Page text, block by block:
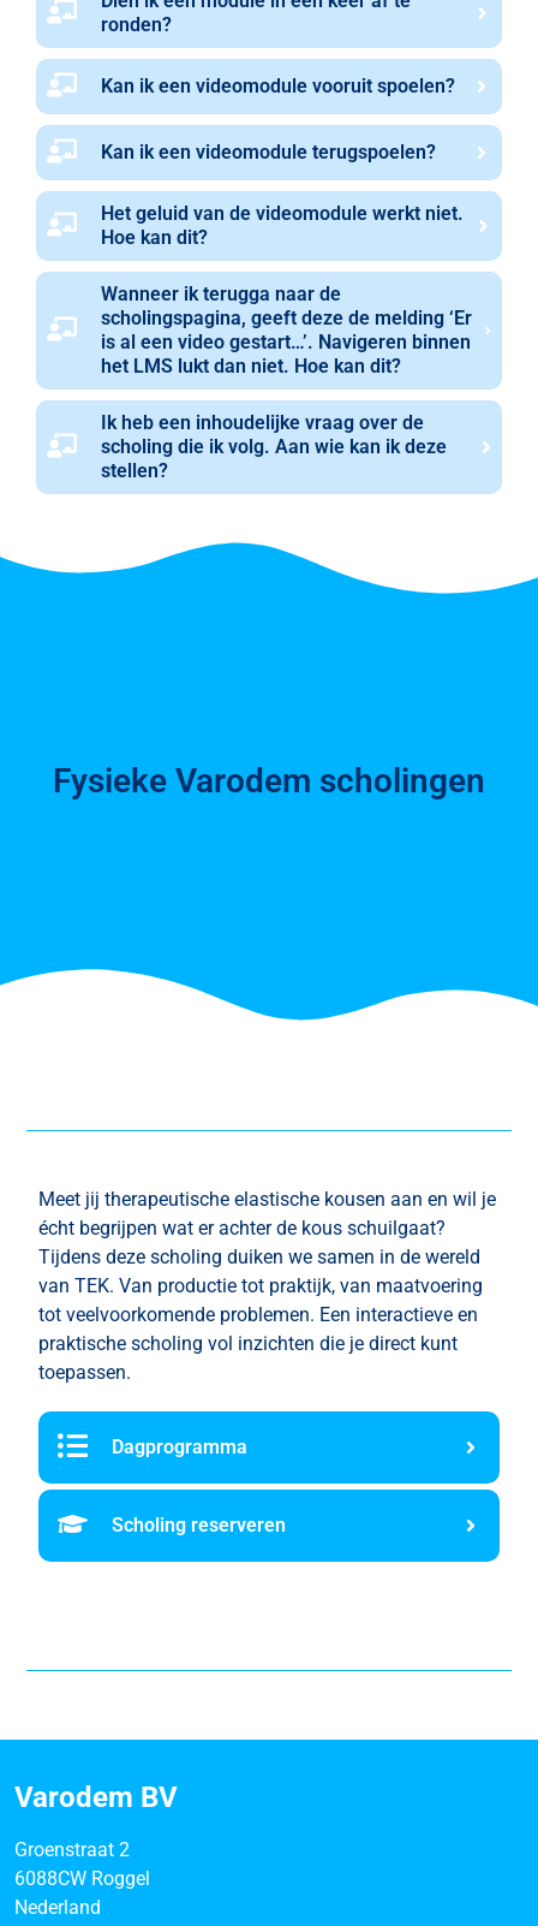
ronden?
Kan ik een videomodule vooruit spoelen?
Kan ik een videomodule terugspoelen?
Het geluid van de videomodule werkt niet.
Hoe kan dit?
Wanneer ik terugga naar de
scholingspagina, geeft deze de melding ‘Er
is al een video gestart…’. Navigeren binnen
het LMS lukt dan niet. Hoe kan dit?
Ik heb een inhoudelijke vraag over de
scholing die ik volg. Aan wie kan ik deze
stellen?
Fysieke Varodem scholingen
Meet jij therapeutische elastische kousen aan en wil je
écht begrijpen wat er achter de kous schuilgaat?
Tijdens deze scholing duiken we samen in de wereld
van TEK. Van productie tot praktijk, van maatvoering
tot veelvoorkomende problemen. Een interactieve en
praktische scholing vol inzichten die je direct kunt
toepassen.
Dagprogramma
Scholing reserveren
Varodem BV
Groenstraat 2
6088CW Roggel
Nederland